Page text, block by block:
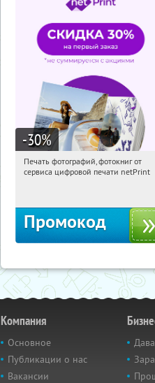
-30%
16:38:51 Получили:
Печать фотографий, фотокниг от
сервиса цифровой печати netPrint
Промокод
Компания
Основное
Публикации о нас
Вакансии